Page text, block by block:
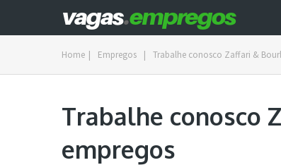
Home | Empregos | Trabalhe conosco Zaffari &
Trabalhe conosco
empregos